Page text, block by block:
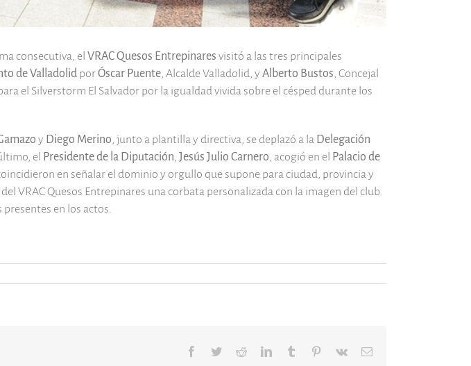
consecutiva, el VRAC Quesos Entrepinares visitó a las tres principales
de Valladolid porÓscar Puente, Alcalde Valladolid, y Alberto Bustos, Concejal
el Silverstorm El Salvador por la igualdad vivida sobre el césped durante los
y Diego Merino, junto a plantilla y directiva, se deplazó a la Delegación
el Presidente de la Diputación, Jesús Julio Carnero, acogió en el Palacio de
en señalar el dominio y orgullo que supone para ciudad, provincia y
VRAC Quesos Entrepinares una corbata personalizada con la imagen del club.
en los actos.
Facebook
TwitterRedditLinkedInTumblr Pinterest
Vk
Correo